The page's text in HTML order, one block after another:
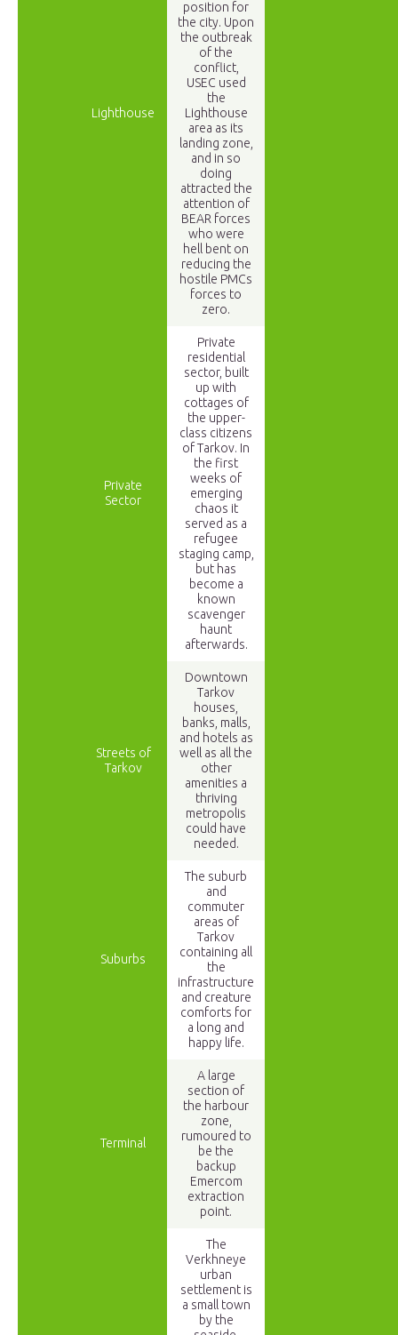
Lighthouse
position for
the city. Upon
the outbreak
of the
conflict,
USEC used
the
Lighthouse
area as its
landing zone,
and in so
doing
attracted the
attention of
BEAR forces
who were
hell bent on
reducing the
hostile PMCs
forces to
zero.
Private
Sector
Private
residential
sector, built
up with
cottages of
the upper-
class citizens
of Tarkov. In
the first
weeks of
emerging
chaos it
served as a
refugee
staging camp,
but has
become a
known
scavenger
haunt
afterwards.
Streets of
Tarkov
Downtown
Tarkov
houses,
banks, malls,
and hotels as
well as all the
other
amenities a
thriving
metropolis
could have
needed.
Suburbs
The suburb
and
commuter
areas of
Tarkov
containing all
the
infrastructure
and creature
comforts for
a long and
happy life.
Terminal
A large
section of
the harbour
zone,
rumoured to
be the
backup
Emercom
extraction
point.
The
Verkhneye
urban
settlement is
a small town
by the